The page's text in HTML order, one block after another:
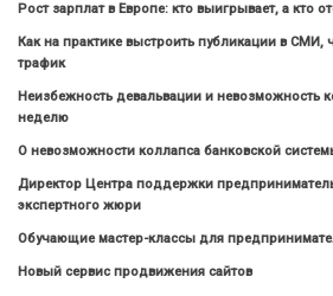
Рост зарплат в Европе: кто выигрывает, а кто
Как на практике выстроить публикации в СМИ,
трафик
Неизбежность девальвации и невозможность
неделю
О невозможности коллапса банковской
Директор Центра поддержки
экспертного жюри
Обучающие мастер-классы для
Новый сервис продвижения сайтов